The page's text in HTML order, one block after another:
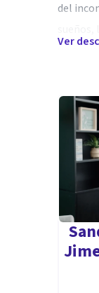
del
un
✨
✨
✨
✨
✨
Como
para
Ver